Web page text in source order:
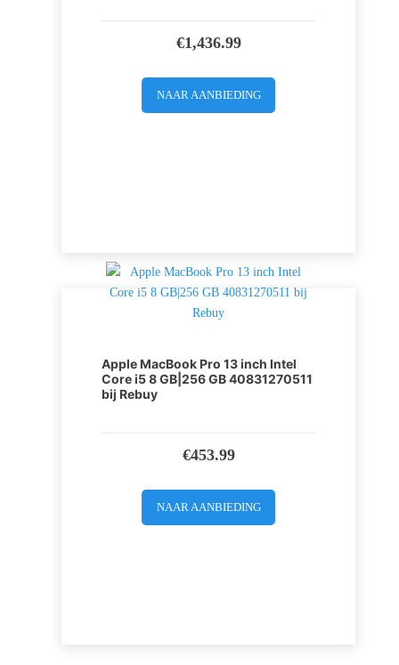
€1,436.99
NAAR AANBIEDING
Apple MacBook Pro 13 inch Intel
Core i5 8 GB|256 GB 40831270511
bij Rebuy
€453.99
NAAR AANBIEDING